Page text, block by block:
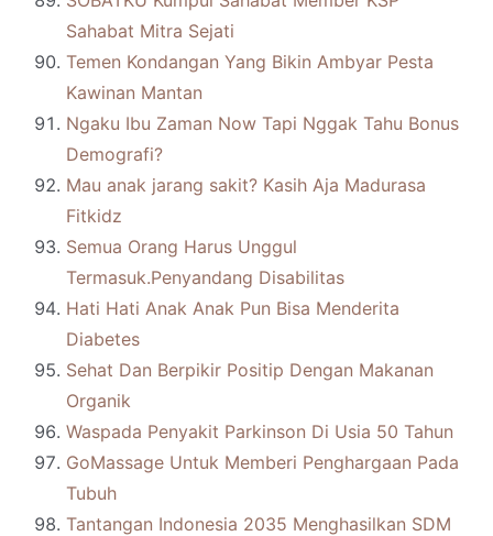
Sahabat Mitra Sejati
Temen Kondangan Yang Bikin Ambyar Pesta
Kawinan Mantan
Ngaku Ibu Zaman Now Tapi Nggak Tahu Bonus
Demografi?
Mau anak jarang sakit? Kasih Aja Madurasa
Fitkidz
Semua Orang Harus Unggul
Termasuk.Penyandang Disabilitas
Hati Hati Anak Anak Pun Bisa Menderita
Diabetes
Sehat Dan Berpikir Positip Dengan Makanan
Organik
Waspada Penyakit Parkinson Di Usia 50 Tahun
GoMassage Untuk Memberi Penghargaan Pada
Tubuh
Tantangan Indonesia 2035 Menghasilkan SDM